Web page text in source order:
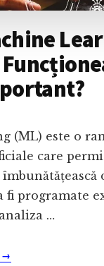
DIGITALĂ?
(ML) este o
care
îmbunătățească
fi programate
…
ABOUT
→